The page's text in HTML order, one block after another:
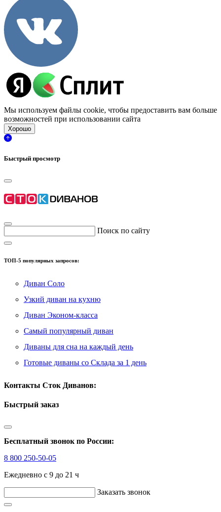
Мы используем файлы cookie, чтобы предоставить вам больше
возможностей при использовании сайта
Хорошо
Быстрый просмотр
Поиск по сайту
ТОП-5 популярных запросов:
Диван Соло
Узкий диван на кухню
Диван Эконом-класса
Самый популярный диван
Диваны для сна на каждый день
Готовые диваны со Склада за 1 день
Контакты Сток Диванов:
Быстрый заказ
Бесплатный звонок по России:
8 800 250-50-05
Ежедневно с 9 до 21 ч
Заказать звонок